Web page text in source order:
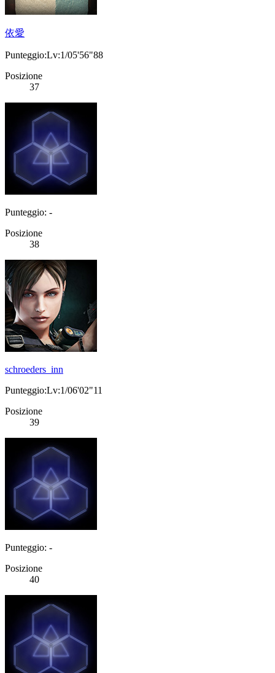
依愛
Punteggio:Lv:1/05'56"88
Posizione
37
Punteggio: -
Posizione
38
schroeders_inn
Punteggio:Lv:1/06'02"11
Posizione
39
Punteggio: -
Posizione
40